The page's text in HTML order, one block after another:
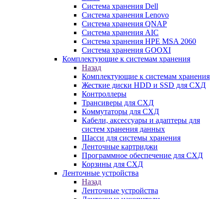
Система хранения Dell
Система хранения Lenovo
Система хранения QNAP
Система хранения AIC
Система хранения HPE MSA 2060
Система хранения GOOXI
Комплектующие к системам хранения
Назад
Комплектующие к системам хранения
Жесткие диски HDD и SSD для СХД
Контроллеры
Трансиверы для СХД
Коммутаторы для СХД
Кабели, аксессуары и адаптеры для
систем хранения данных
Шасси для системы хранения
Ленточные картриджи
Программное обеспечение для СХД
Корзины для СХД
Ленточные устройства
Назад
Ленточные устройства